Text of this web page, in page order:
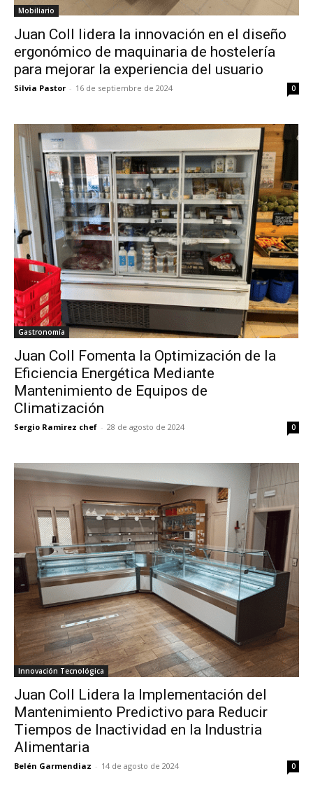
Mobiliario
Juan Coll lidera la innovación en el diseño
ergonómico de maquinaria de hostelería
para mejorar la experiencia del usuario
Silvia Pastor - 16 de septiembre de 2024 0
Gastronomía
Juan Coll Fomenta la Optimización de la
Eficiencia Energética Mediante
Mantenimiento de Equipos de
Climatización
Sergio Ramirez chef - 28 de agosto de 2024 0
Innovación Tecnológica
Juan Coll Lidera la Implementación del
Mantenimiento Predictivo para Reducir
Tiempos de Inactividad en la Industria
Alimentaria
Belén Garmendiaz - 14 de agosto de 2024 0